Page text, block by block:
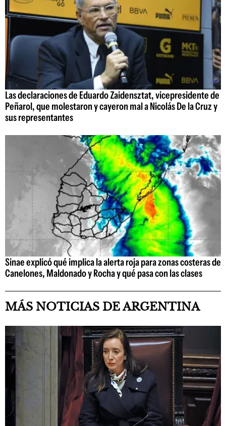
Las declaraciones de Eduardo Zaidensztat, vicepresidente de
Peñarol, que molestaron y cayeron mal a Nicolás De la Cruz y
sus representantes
Sinae explicó qué implica la alerta roja para zonas costeras de
Canelones, Maldonado y Rocha y qué pasa con las clases
MÁS NOTICIAS DE ARGENTINA